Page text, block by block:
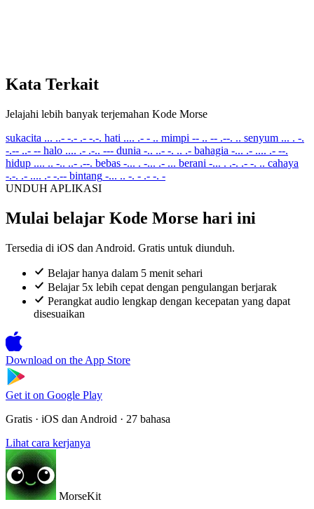
Kata Terkait
Jelajahi lebih banyak terjemahan Kode Morse
sukacita ... ..- -.- .- -.-. hati .... .- - .. mimpi -- .. -- .--. .. senyum ... . -.
-.-- ..- -- halo .... .- .-.. --- dunia -.. ..- -. .. .- bahagia -... .- .... .- --.
hidup .... .. -.. ..- .--. bebas -... . -... .- ... berani -... . .-. .- -. .. cahaya
-.-. .- .... .- -.-- bintang -... .. -. - .- -. -
UNDUH APLIKASI
Mulai belajar Kode Morse hari ini
Tersedia di iOS dan Android. Gratis untuk diunduh.
Belajar hanya dalam 5 menit sehari
Belajar 5x lebih cepat dengan pengulangan berjarak
Perangkat audio lengkap dengan kecepatan yang dapat
disesuaikan
Download on the App Store
Get it on Google Play
Gratis · iOS dan Android · 27 bahasa
Lihat cara kerjanya
MorseKit